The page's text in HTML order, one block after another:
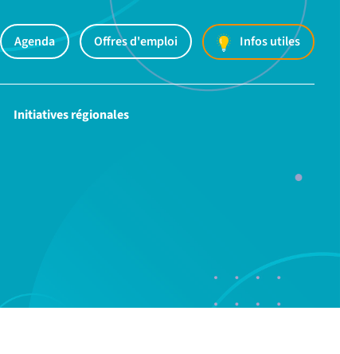
Agenda Offres d'emploi Infos utiles
Initiatives régionales